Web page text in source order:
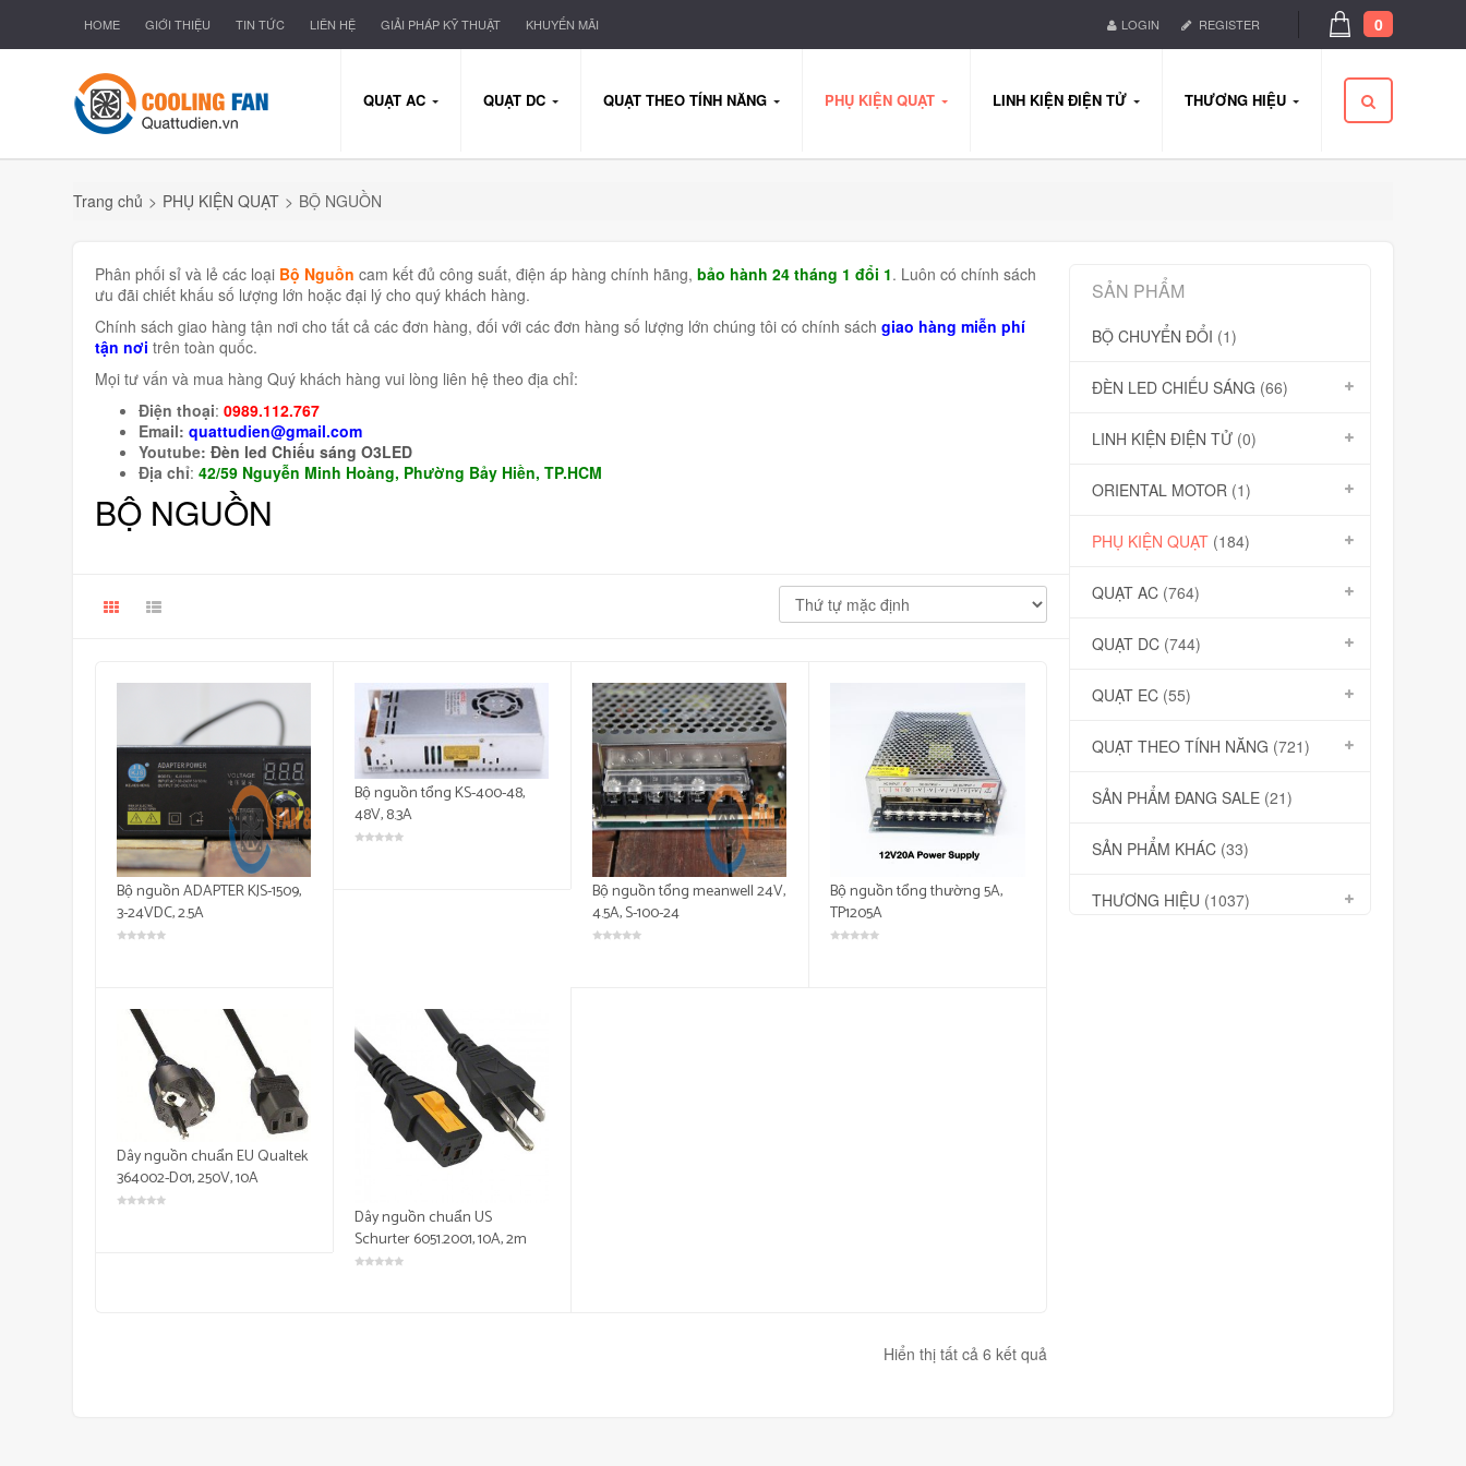
0
LOGIN REGISTER
HOME GIỚI THIỆU TIN TỨC LIÊN HỆ GIẢI PHÁP KỸ THUẬT KHUYẾN MÃI
QUẠT AC QUẠT DC QUẠT THEO TÍNH NĂNG PHỤ KIỆN QUẠT LINH KIỆN ĐIỆN TỬ THƯƠNG HIỆU
Trang chủ > PHỤ KIỆN QUẠT > BỘ NGUỒN
SẢN PHẨM
BỘ CHUYỂN ĐỔI (1)
ĐÈN LED CHIẾU SÁNG (66)
LINH KIỆN ĐIỆN TỬ (0)
ORIENTAL MOTOR (1)
PHỤ KIỆN QUẠT (184)
QUẠT AC (764)
QUẠT DC (744)
QUẠT EC (55)
QUẠT THEO TÍNH NĂNG (721)
SẢN PHẨM ĐANG SALE (21)
SẢN PHẨM KHÁC (33)
THƯƠNG HIỆU (1037)
Phân phối sỉ và lẻ các loại Bộ Nguồn cam kết đủ công suất, điện áp hàng chính hãng, bảo hành 24 tháng 1 đổi 1. Luôn có chính sách
ưu đãi chiết khấu số lượng lớn hoặc đại lý cho quý khách hàng.
Chính sách giao hàng tận nơi cho tất cả các đơn hàng, đối với các đơn hàng số lượng lớn chúng tôi có chính sách giao hàng miễn phí
tận nơi trên toàn quốc.
Mọi tư vấn và mua hàng Quý khách hàng vui lòng liên hệ theo địa chỉ:
Điện thoại: 0989.112.767
Email: quattudien@gmail.com
Youtube: Đèn led Chiếu sáng O3LED
Địa chỉ: 42/59 Nguyễn Minh Hoàng, Phường Bảy Hiền, TP.HCM
BỘ NGUỒN
Bộ nguồn ADAPTER KJS-1509,
3-24VDC, 2.5A
Bộ nguồn tổng KS-400-48,
48V, 8.3A
Bộ nguồn tổng meanwell 24V,
4.5A, S-100-24
Bộ nguồn tổng thường 5A,
TP1205A
Dây nguồn chuẩn EU Qualtek
364002-D01, 250V, 10A
Dây nguồn chuẩn US
Schurter 6051.2001, 10A, 2m
Hiển thị tất cả 6 kết quả